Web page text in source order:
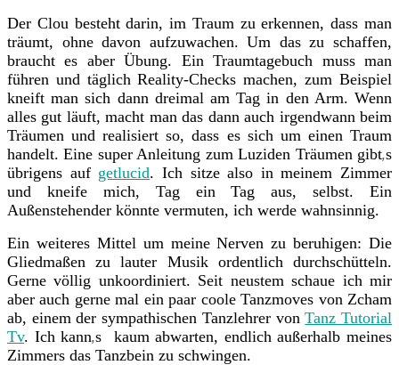
Der Clou besteht darin, im Traum zu erkennen, dass man
träumt, ohne davon aufzuwachen. Um das zu schaffen,
braucht es aber Übung. Ein Traumtagebuch muss man
führen und täglich Reality-Checks machen, zum Beispiel
kneift man sich dann dreimal am Tag in den Arm. Wenn
alles gut läuft, macht man das dann auch irgendwann beim
Träumen und realisiert so, dass es sich um einen Traum
handelt. Eine super Anleitung zum Luziden Träumen gibt‚s
übrigens auf getlucid. Ich sitze also in meinem Zimmer
und kneife mich, Tag ein Tag aus, selbst. Ein
Außenstehender könnte vermuten, ich werde wahnsinnig.
Ein weiteres Mittel um meine Nerven zu beruhigen: Die
Gliedmaßen zu lauter Musik ordentlich durchschütteln.
Gerne völlig unkoordiniert. Seit neustem schaue ich mir
aber auch gerne mal ein paar coole Tanzmoves von Zcham
ab, einem der sympathischen Tanzlehrer vonTanz Tutorial
Tv. Ich kann‚s kaum abwarten, endlich außerhalb meines
Zimmers das Tanzbein zu schwingen.